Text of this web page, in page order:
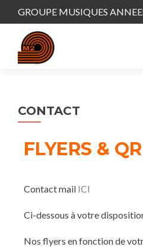
GROUPE MUSIQUES
CONTACT
FLYERS &
Contact mail ICI
Ci-dessous à votre
Nos flyers en fonction de